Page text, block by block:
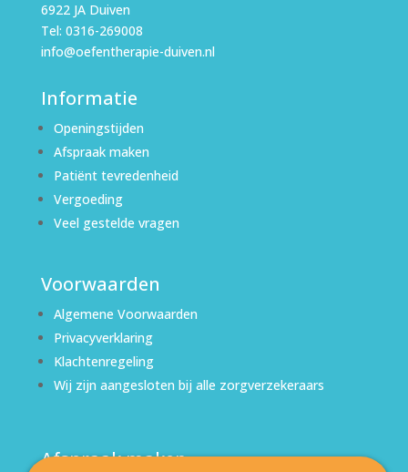
6922 JA Duiven
Tel: 0316-269008
info@oefentherapie-duiven.nl
Informatie
Openingstijden
Afspraak maken
Patiënt tevredenheid
Vergoeding
Veel gestelde vragen
Voorwaarden
Algemene Voorwaarden
Privacyverklaring
Klachtenregeling
Wij zijn aangesloten bij alle zorgverzekeraars
Afspraak maken